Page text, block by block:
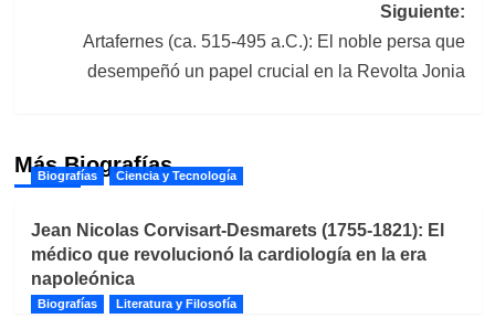
Siguiente:
Artafernes (ca. 515-495 a.C.): El noble persa que
desempeñó un papel crucial en la Revolta Jonia
Más Biografías
Biografías Ciencia y Tecnología
Jean Nicolas Corvisart-Desmarets (1755-1821): El
médico que revolucionó la cardiología en la era
napoleónica
Biografías Literatura y Filosofía